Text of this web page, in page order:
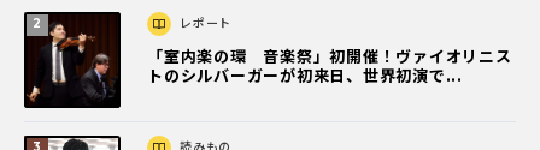
レポート
「室内楽の環 音楽祭」初開催！ヴァイオリニス
トのシルバーガーが初来日、世界初演で...